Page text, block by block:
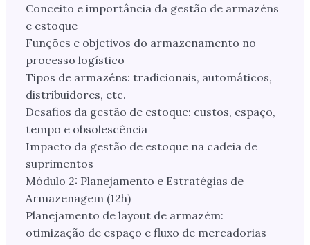
Conceito e importância da gestão de armazéns
e estoque
Funções e objetivos do armazenamento no
processo logístico
Tipos de armazéns: tradicionais, automáticos,
distribuidores, etc.
Desafios da gestão de estoque: custos, espaço,
tempo e obsolescência
Impacto da gestão de estoque na cadeia de
suprimentos
Módulo 2: Planejamento e Estratégias de
Armazenagem (12h)
Planejamento de layout de armazém:
otimização de espaço e fluxo de mercadorias